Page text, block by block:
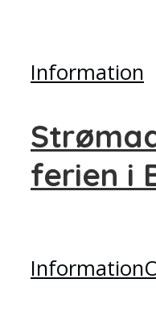
Information
ferien i
Information